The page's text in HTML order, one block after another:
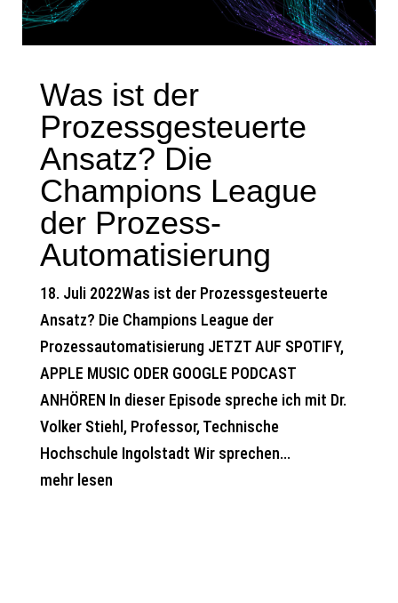
Was ist der
Prozessgesteuerte
Ansatz? Die
Champions League
der Prozess-
Automatisierung
18. Juli 2022Was ist der Prozessgesteuerte
Ansatz? Die Champions League der
Prozessautomatisierung JETZT AUF SPOTIFY,
APPLE MUSIC ODER GOOGLE PODCAST
ANHÖREN In dieser Episode spreche ich mit Dr.
Volker Stiehl, Professor, Technische
Hochschule Ingolstadt Wir sprechen...
mehr lesen